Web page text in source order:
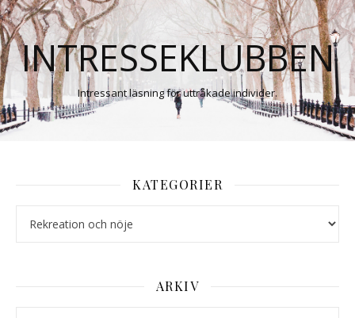
INTRESSEKLUBBEN
Intressant läsning för uttråkade individer.
KATEGORIER
ARKIV